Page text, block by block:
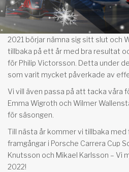
2021 börjar nämna sig sitt slut och
tillbaka på ett år med bra resultat
för Philip Victorsson. Detta under
som varit mycket påverkade av
Vi vill även passa på att tacka våra
Emma Wigroth och Wilmer
för säsongen.
Till nästa år kommer vi tillbaka med
framgångar i Porsche Carrera Cup
Knutsson och Mikael Karlsson – Vi
2022!